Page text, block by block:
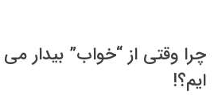
چرا وقتی از “خواب” بیدار
ایم؟!